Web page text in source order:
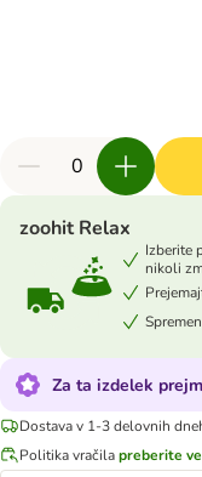
zoohit Relax
Izberite
nikoli
Za ta izdelek
Dostava v 1-3 delovnih
Politika vračilapreberite